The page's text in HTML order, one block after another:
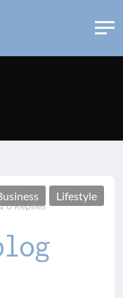
Lifestyle
0 Replies